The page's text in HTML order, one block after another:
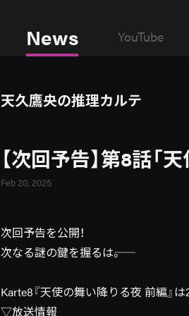
News YouTube
天久鷹央の推理カルテ
【次回予告】第8話「
Feb 20, 2025
次回予告を公開！
次なる謎の鍵を握るは――。
Karte8『天使の舞い降りる夜 前編』
▽放送情報